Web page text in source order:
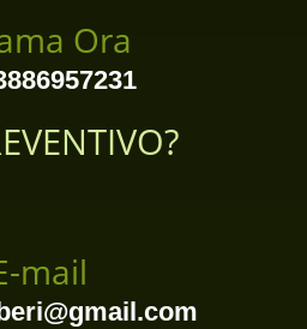
Ora
mail